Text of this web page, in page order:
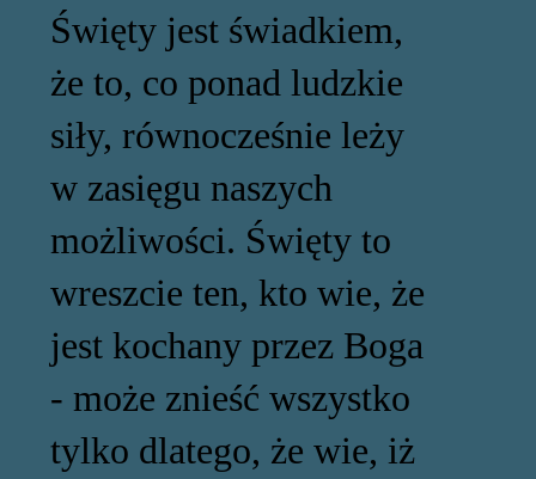
Święty jest świadkiem,
że to, co ponad ludzkie
siły, równocześnie leży
w zasięgu naszych
możliwości. Święty to
wreszcie ten, kto wie, że
jest kochany przez Boga
- może znieść wszystko
tylko dlatego, że wie, iż